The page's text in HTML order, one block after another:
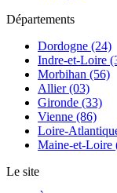
Départements
Dordogne (24)
Indre-et-Loire
Morbihan (56)
Allier (03)
Gironde (33)
Vienne (86)
Loire-
Maine-et-Loire
Le site